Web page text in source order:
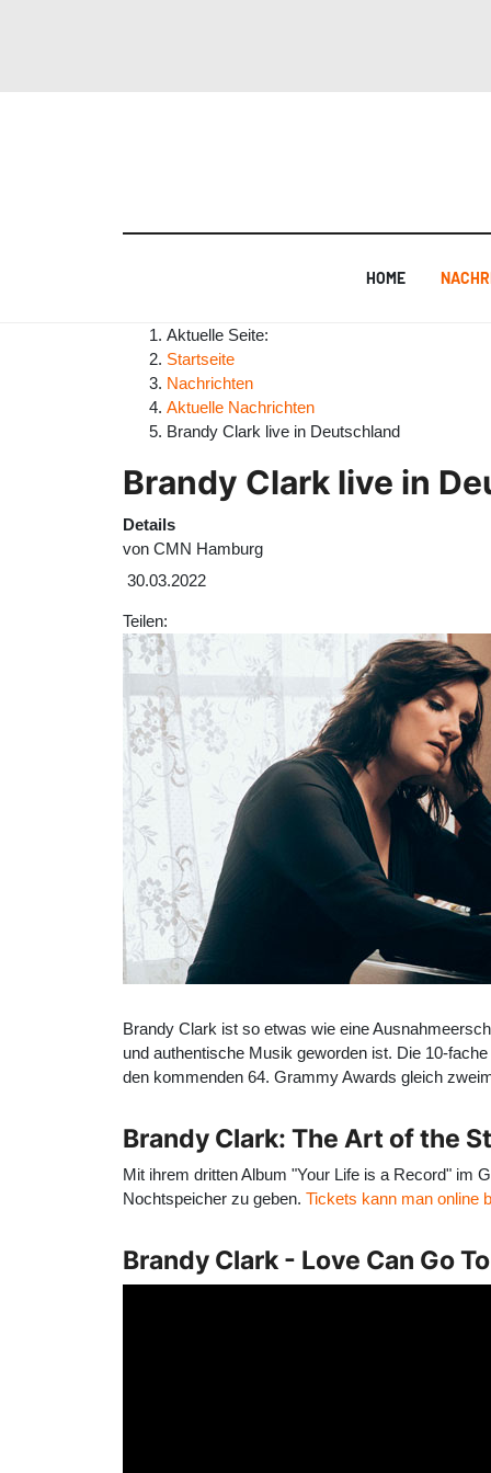
HOME
Aktuelle Seite:
Startseite
Nachrichten
Aktuelle Nachrichten
Brandy Clark live in Deutschland
Brandy Clark live in
Details
von CMN Hamburg
30.03.2022
Teilen:
Brandy Clark ist so etwas wie eine
und authentische Musik geworden ist. Die 10-
den kommenden 64. Grammy Awards gleich
Brandy Clark: The Art of the
Mit ihrem dritten Album "Your Life is a Record" im
Nochtspeicher zu geben. Tickets kann man online
Brandy Clark - Love Can Go